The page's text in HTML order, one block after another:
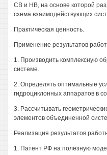
СВ и НВ, на основе которой
схема взаимодействующих
Практическая ценность.
Применение результатов
1. Производить комплексную
системе.
2. Определять оптимальные
гидроциклонных аппаратов в
3. Рассчитывать
элементов объединенной
Реализация результатов
1. Патент РФ на полезную